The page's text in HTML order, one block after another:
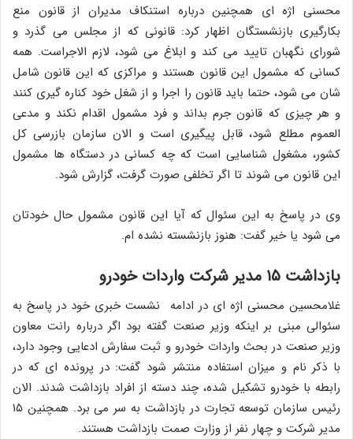
محسنی اژه ای همچنین درباره استنکاف مدیران از قانون منع
بکارگیری بازنشستگان اظهار کرد: قانونی که از مجلس می گذرد و
شورای نگهبان تایید می کند و ابلاغ می شود، لازم الاجراست. همه
کسانی که مشمول این قانون هستند و مراکزی که این قانون شامل
شان می شود، حتما باید قانون را اجرا و از شغل خود کناره گیری کنند
و هر چیزی که قانون جرم بداند و فرد مشمول اقدام نکند و مدعی
العموم مطلع شود، قابل پیگیری است و الان سازمان بازرسی کل
کشور، مشغول شناسایی است که چه کسانی در دستگاه ها مشمول
این قانون می شوند تا اگر تخلفی صورت گرفت، گزارش شود.
وی در پاسخ به این سئوال که آیا این قانون مشمول حال خودتان
می شود یا خیر گفت: هنوز بازنشسته نشده ام.
بازداشت ۱۵ مدیر شرکت واردات خودرو
غلامحسین محسنی اژه ای در ادامه نشست خبری خود در پاسخ به
سئوالی مبنی بر اینکه وزیر صنعت گفته بود اگر درباره رانت معاون
وزیر صنعت در بحث واردات خودرو و ثبت سفارش ادعایی وجود دارد،
با ذکر نام و میزان استفاده منتشر شود گفت: در پرونده ای که در
رابطه با خودرو تشکیل شده، چند دسته از افراد بازداشت شدند. الان
رئیس سازمان توسعه تجارت در بازداشت به سر می برد. همچنین ۱۵
مدیر شرکت و چهار نفر از وزارت صمت بازداشت هستند.